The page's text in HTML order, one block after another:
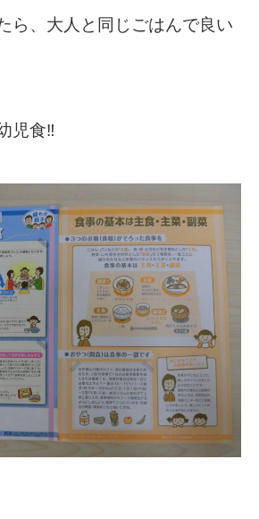
ら、大人と同じごはんで良い
児食‼